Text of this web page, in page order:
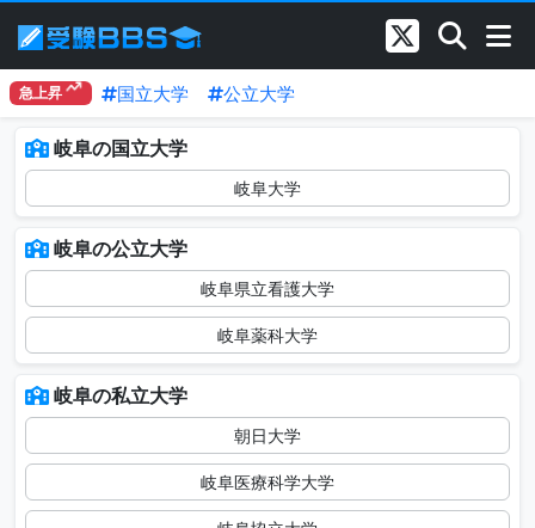
急上昇 国立大学 公立大学
岐阜の国立大学
岐阜大学
岐阜の公立大学
岐阜県立看護大学
岐阜薬科大学
岐阜の私立大学
朝日大学
岐阜医療科学大学